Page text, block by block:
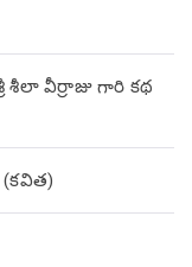
శీలా వీర్రాజు గారి కథ